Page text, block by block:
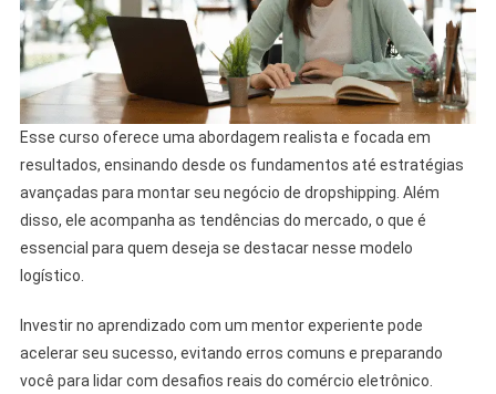
Esse curso oferece uma abordagem realista e focada em
resultados, ensinando desde os fundamentos até estratégias
avançadas para montar seu negócio de dropshipping. Além
disso, ele acompanha as tendências do mercado, o que é
essencial para quem deseja se destacar nesse modelo
logístico.
Investir no aprendizado com um mentor experiente pode
acelerar seu sucesso, evitando erros comuns e preparando
você para lidar com desafios reais do comércio eletrônico.